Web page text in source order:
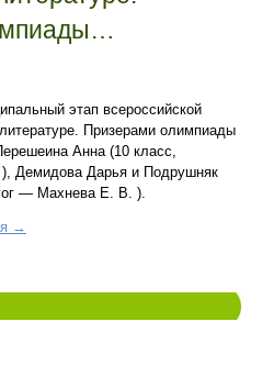
этап всероссийской
Призерами олимпиады
Анна (10 класс,
Демидова Дарья и Подрушняк
— Махнева Е. В. ).
→